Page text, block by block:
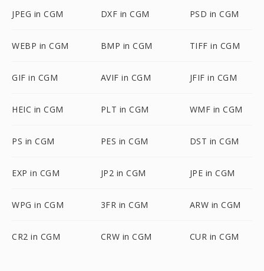
JPEG in CGM DXF in CGM PSD in CGM
WEBP in CGM BMP in CGM TIFF in CGM
GIF in CGM AVIF in CGM JFIF in CGM
HEIC in CGM PLT in CGM WMF in CGM
PS in CGM PES in CGM DST in CGM
EXP in CGM JP2 in CGM JPE in CGM
WPG in CGM 3FR in CGM ARW in CGM
CR2 in CGM CRW in CGM CUR in CGM